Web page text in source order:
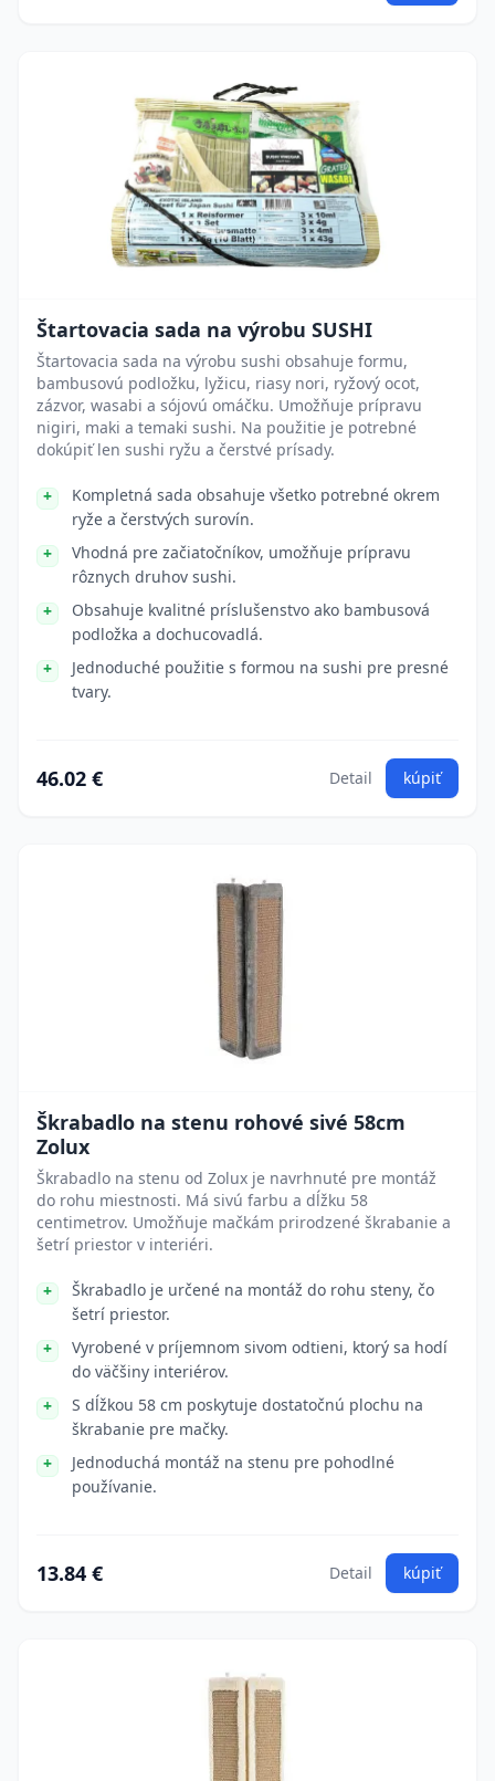
Štartovacia sada na výrobu SUSHI
Štartovacia sada na výrobu sushi obsahuje formu,
bambusovú podložku, lyžicu, riasy nori, ryžový ocot,
zázvor, wasabi a sójovú omáčku. Umožňuje prípravu
nigiri, maki a temaki sushi. Na použitie je potrebné
dokúpiť len sushi ryžu a čerstvé prísady.
Kompletná sada obsahuje všetko potrebné okrem
ryže a čerstvých surovín.
Vhodná pre začiatočníkov, umožňuje prípravu
rôznych druhov sushi.
Obsahuje kvalitné príslušenstvo ako bambusová
podložka a dochucovadlá.
Jednoduché použitie s formou na sushi pre presné
tvary.
46.02 € Detail kúpiť
Škrabadlo na stenu rohové sivé 58cm
Zolux
Škrabadlo na stenu od Zolux je navrhnuté pre montáž
do rohu miestnosti. Má sivú farbu a dĺžku 58
centimetrov. Umožňuje mačkám prirodzené škrabanie a
šetrí priestor v interiéri.
Škrabadlo je určené na montáž do rohu steny, čo
šetrí priestor.
Vyrobené v príjemnom sivom odtieni, ktorý sa hodí
do väčšiny interiérov.
S dĺžkou 58 cm poskytuje dostatočnú plochu na
škrabanie pre mačky.
Jednoduchá montáž na stenu pre pohodlné
používanie.
13.84 € Detail kúpiť